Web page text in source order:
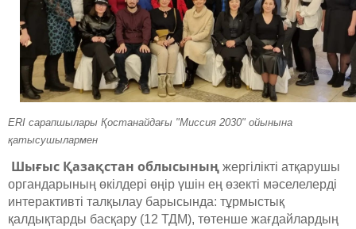
ERI сарапшылары Қостанайдағы "Миссия 2030" ойынына
қатысушылармен
Шығыс Қазақстан облысының жергілікті атқарушы
органдарының өкілдері өңір үшін ең өзекті мәселелерді
интерактивті талқылау барысында: тұрмыстық
қалдықтарды басқару (12 ТДМ), төтенше жағдайлардың